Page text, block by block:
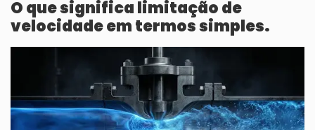
O que significa limitação de
velocidade em termos simples.